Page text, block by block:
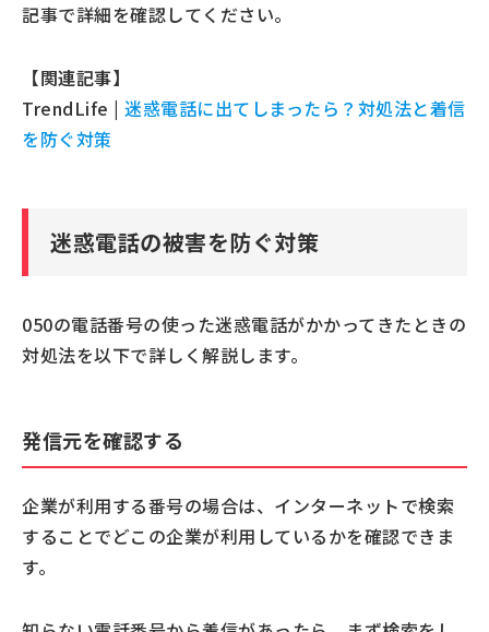
記事で詳細を確認してください。
【関連記事】
TrendLife | 迷惑電話に出てしまったら？対処法と着信
を防ぐ対策
迷惑電話の被害を防ぐ対策
050の電話番号の使った迷惑電話がかかってきたときの
対処法を以下で詳しく解説します。
発信元を確認する
企業が利用する番号の場合は、インターネットで検索
することでどこの企業が利用しているかを確認できま
す。